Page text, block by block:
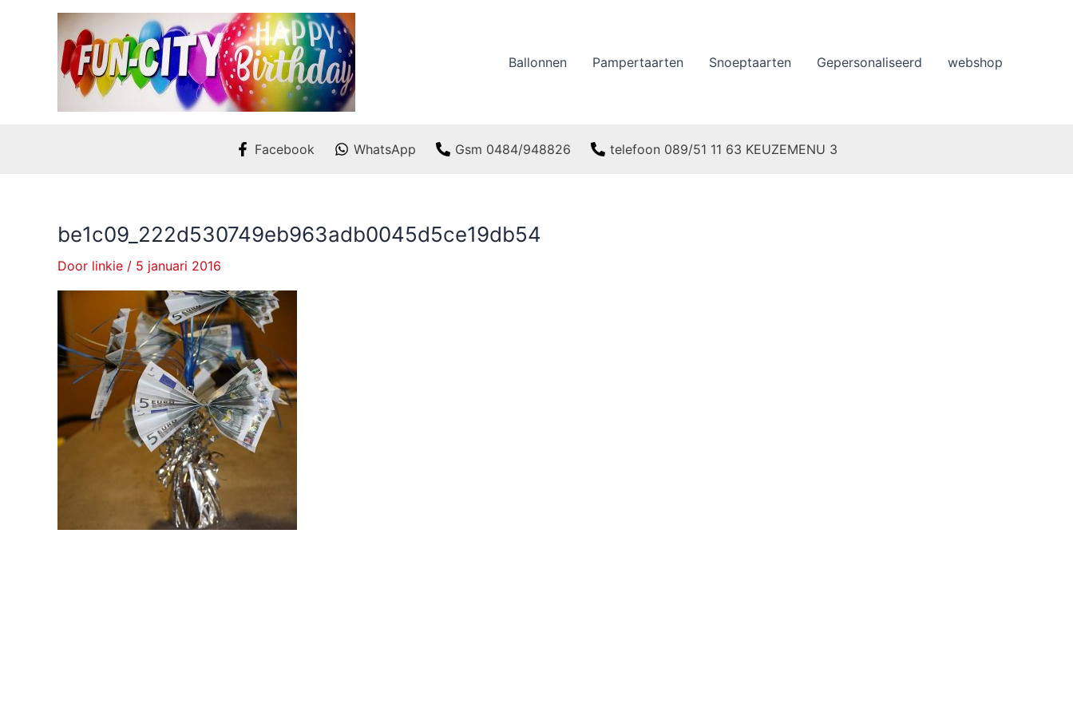
Ballonnen Pampertaarten Snoeptaarten Gepersonaliseerd webshop
Facebook WhatsApp Gsm 0484/948826 telefoon 089/51 11 63 KEUZEMENU 3
be1c09_222d530749eb963adb0045d5ce19db54
Door linkie / 5 januari 2016